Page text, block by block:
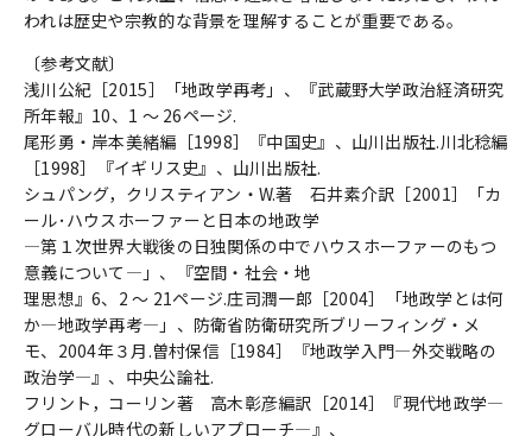
われは歴史や宗教的な背景を理解することが重要である。
〔参考文献〕
浅川公紀［2015］「地政学再考」、『武蔵野大学政治経済研究
所年報』10、1 ～ 26ページ.
尾形勇・岸本美緒編［1998］『中国史』、山川出版社.川北稔編
［1998］『イギリス史』、山川出版社.
シュパング，クリスティアン・W.著 石井素介訳［2001］「カ
ール･ハウスホーファーと日本の地政学
―第１次世界大戦後の日独関係の中でハウスホーファーのもつ
意義について―」、『空間・社会・地
理思想』6、2 ～ 21ページ.庄司潤一郎［2004］「地政学とは何
か―地政学再考―」、防衛省防衛研究所ブリーフィング・メ
モ、2004年３月.曽村保信［1984］『地政学入門―外交戦略の
政治学―』、中央公論社.
フリント，コーリン著 高木彰彦編訳［2014］『現代地政学―
グローバル時代の新しいアプローチ―』、